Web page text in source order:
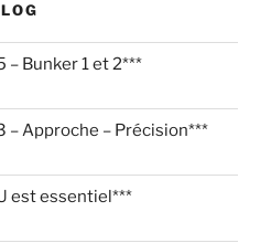
– Bunker 1 et 2***
– Approche – Précision***
est essentiel***